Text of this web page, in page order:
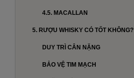
4.5. MACALLAN
5. RƯỢU WHISKY CÓ TỐT KHÔNG?
DUY TRÌ CÂN NẶNG
BẢO VỆ TIM MẠCH